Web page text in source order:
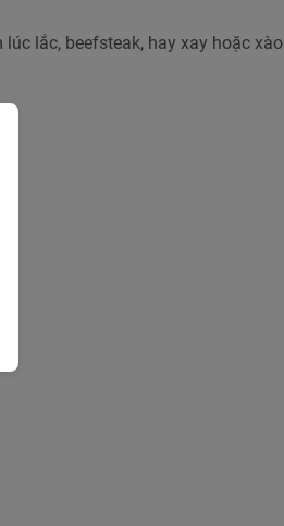
lúc lắc, beefsteak, hay xay hoặc xào